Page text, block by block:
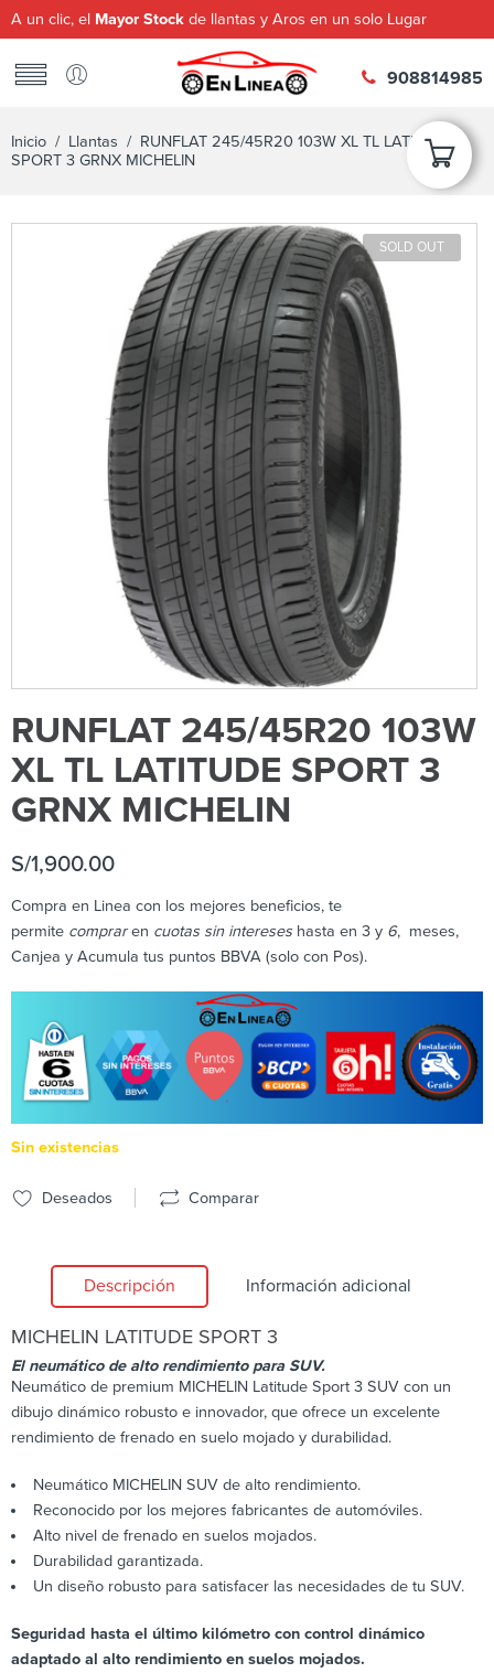
A un clic, el Mayor Stock de llantas y Aros en un solo Lugar
908814985
Inicio / Llantas / RUNFLAT 245/45R20 103W XL TL LATITUDE
SPORT 3 GRNX MICHELIN
SOLD OUT
RUNFLAT 245/45R20 103W
XL TL LATITUDE SPORT 3
GRNX MICHELIN
S/1,900.00
Compra en Linea con los mejores beneficios, te
permite compraren cuotas sin intereseshasta en 3 y 6, meses,
Canjea y Acumula tus puntos BBVA (solo con Pos).
Sin existencias
Deseados Comparar
Descripción Información adicional
MICHELIN LATITUDE SPORT 3
El neumático de alto rendimiento para SUV.
Neumático de premium MICHELIN Latitude Sport 3 SUV con un
dibujo dinámico robusto e innovador, que ofrece un excelente
rendimiento de frenado en suelo mojado y durabilidad.
Neumático MICHELIN SUV de alto rendimiento.
Reconocido por los mejores fabricantes de automóviles.
Alto nivel de frenado en suelos mojados.
Durabilidad garantizada.
Un diseño robusto para satisfacer las necesidades de tu SUV.
Seguridad hasta el último kilómetro con control dinámico
adaptado al alto rendimiento en suelos mojados.